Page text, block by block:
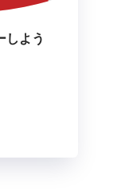
しよう